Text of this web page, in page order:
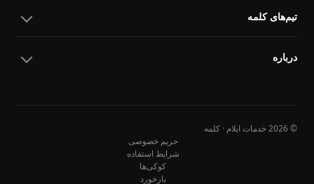
تیم‌های کلمه
درباره
© 2026 خدمات ایلام · کلمه
حریم خصوصی
شرایط استفاده
کوکی‌ها
بازخورد
10